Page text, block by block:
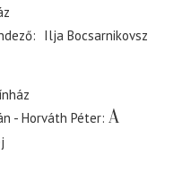
Ilja Bocsarnikovsz
- Horváth Péter A